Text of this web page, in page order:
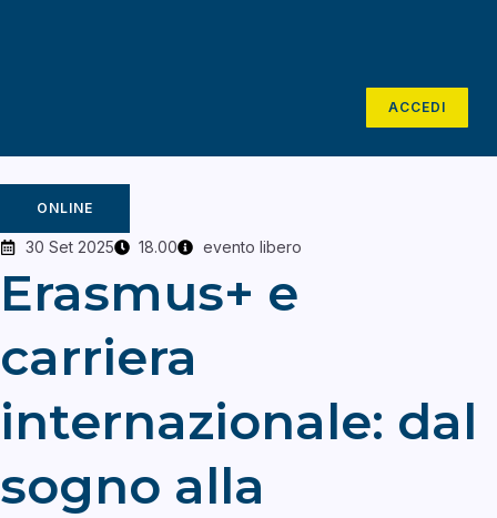
ACCEDI
ONLINE
30 Set 2025 18.00 evento libero
Erasmus+ e
carriera
internazionale: dal
sogno alla